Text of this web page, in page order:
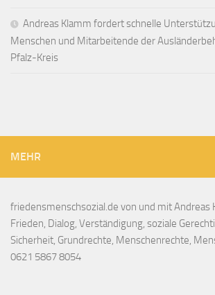
Andreas Klamm fordert schnelle
Menschen und Mitarbeitende der
Pfalz-Kreis
MEHR
friedensmenschsozial.de von und mit Andreas
Frieden, Dialog, Verständigung, soziale
Sicherheit, Grundrechte, Menschenrechte,
0621 5867 8054